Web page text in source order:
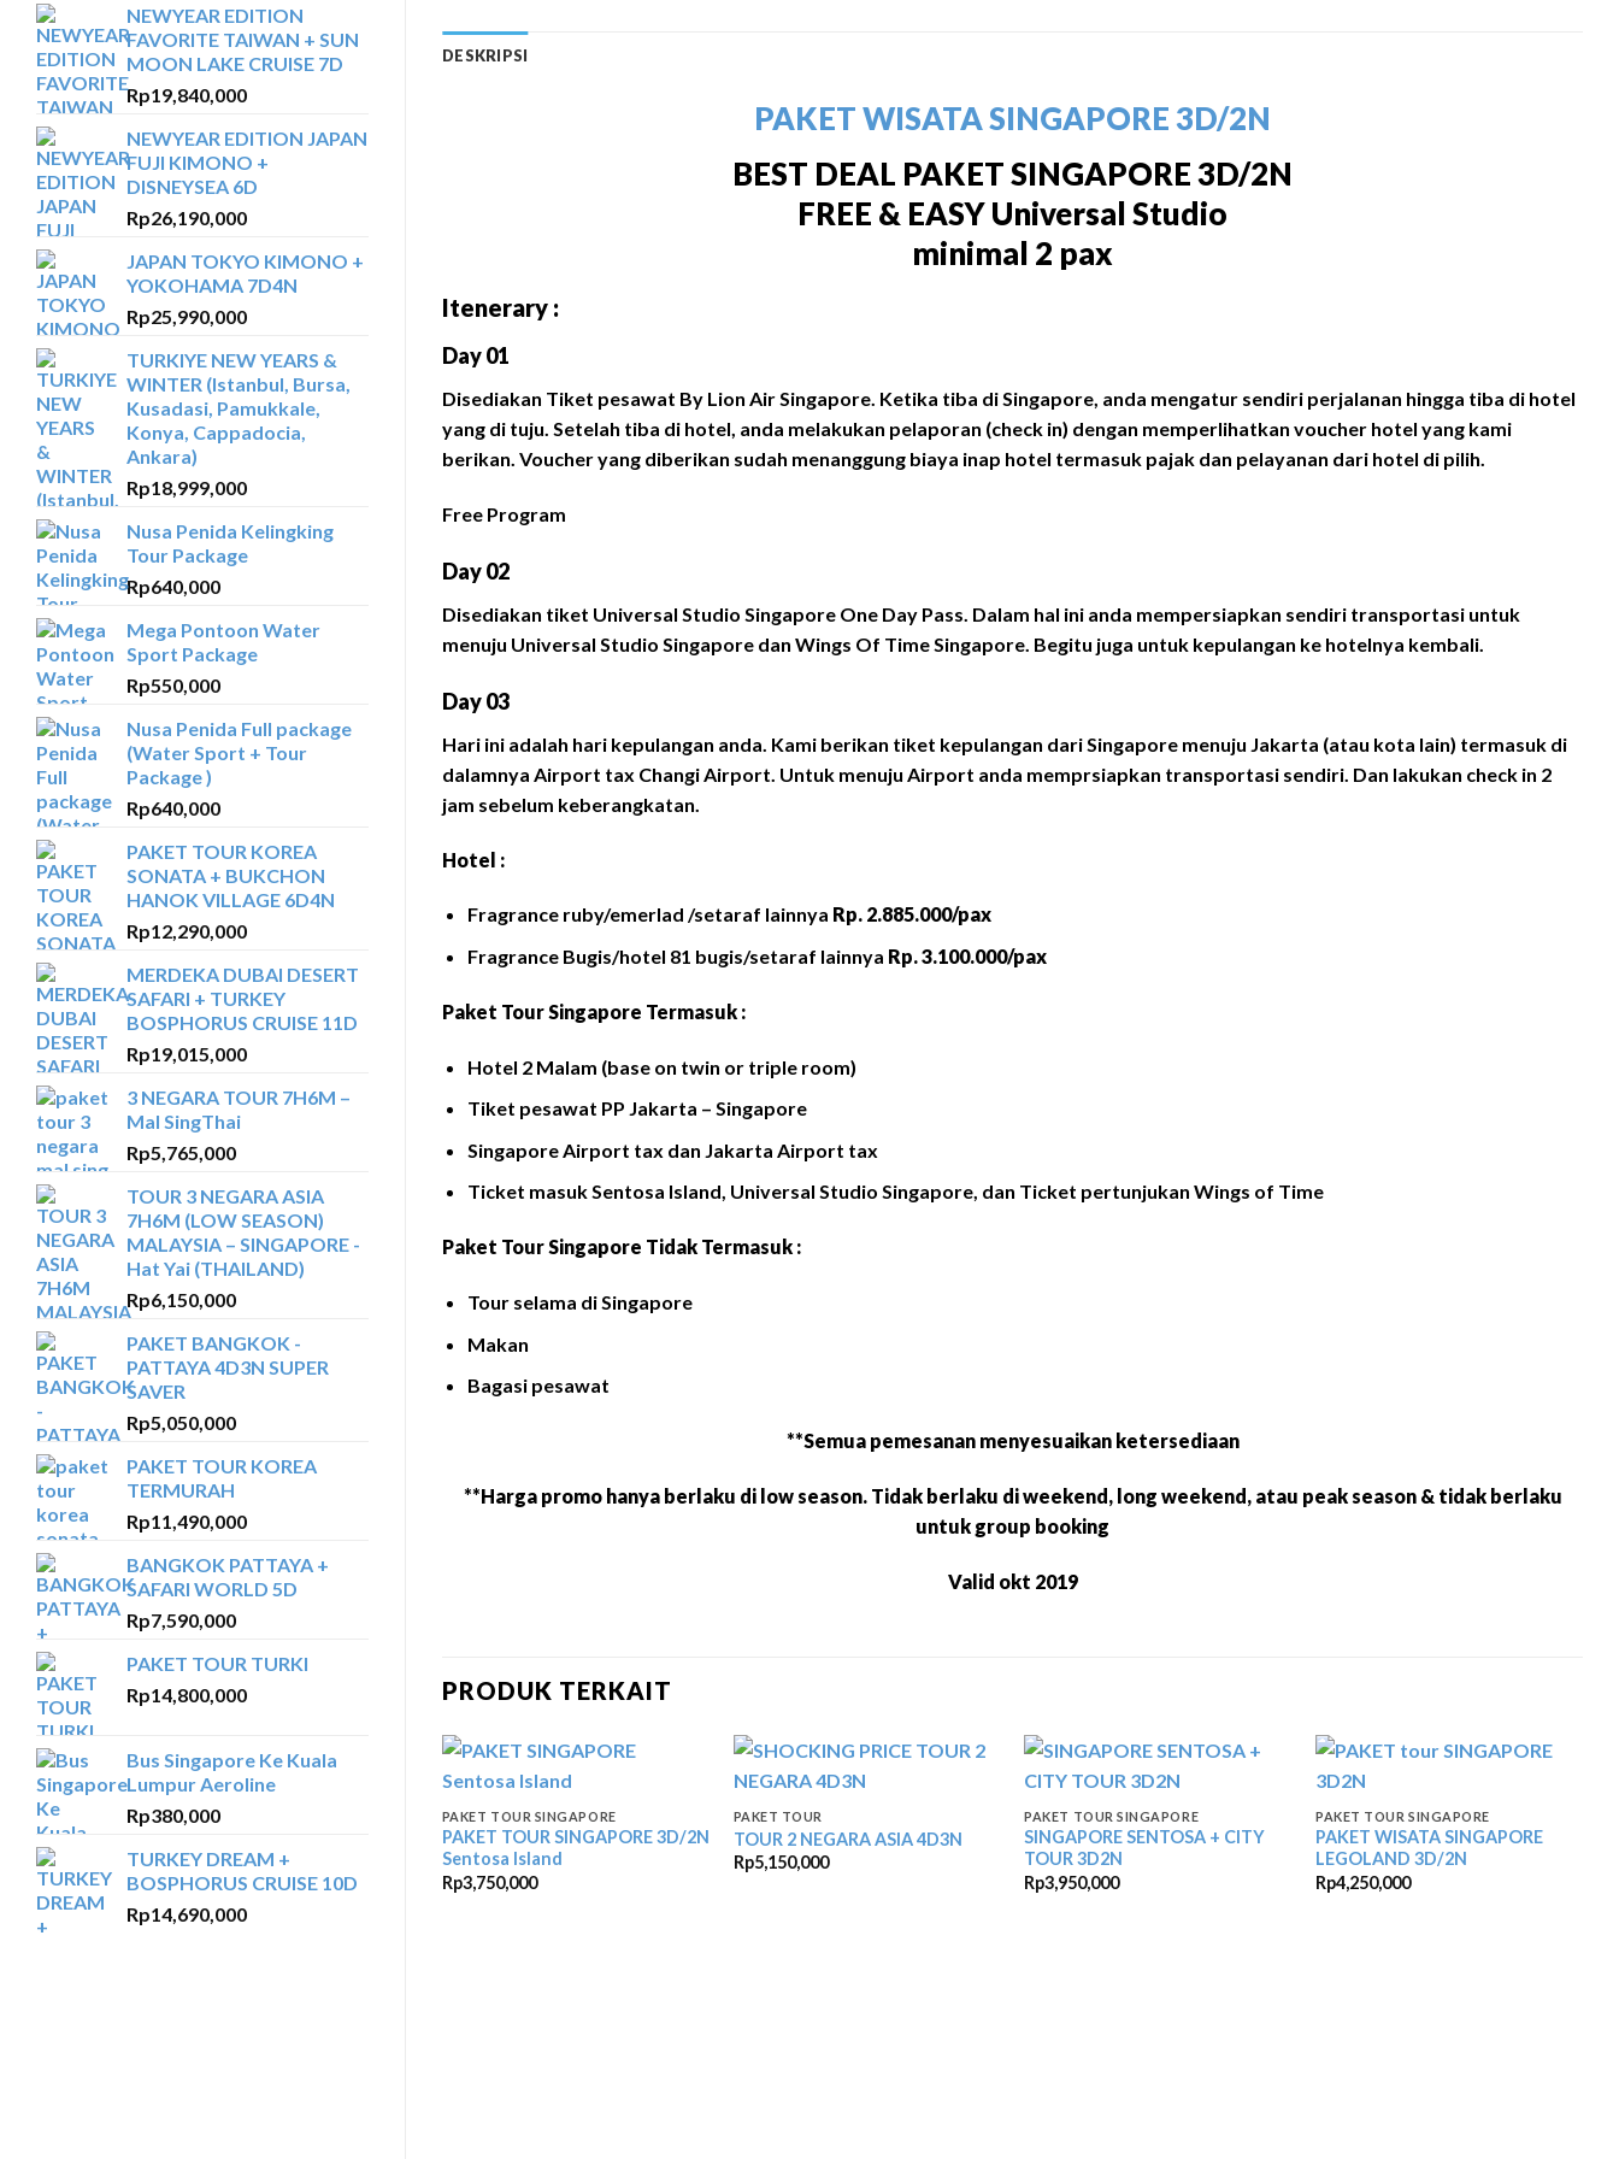
NEWYEAR EDITION
FAVORITE TAIWAN + SUN
MOON LAKE CRUISE 7D
Rp19,840,000
NEWYEAR EDITION JAPAN
FUJI KIMONO +
DISNEYSEA 6D
Rp26,190,000
JAPAN TOKYO KIMONO +
YOKOHAMA 7D4N
Rp25,990,000
TURKIYE NEW YEARS &
WINTER (Istanbul, Bursa,
Kusadasi, Pamukkale,
Konya, Cappadocia,
Ankara)
Rp18,999,000
Nusa Penida Kelingking
Tour Package
Rp640,000
Mega Pontoon Water
Sport Package
Rp550,000
Nusa Penida Full package
(Water Sport + Tour
Package )
Rp640,000
PAKET TOUR KOREA
SONATA + BUKCHON
HANOK VILLAGE 6D4N
Rp12,290,000
MERDEKA DUBAI DESERT
SAFARI + TURKEY
BOSPHORUS CRUISE 11D
Rp19,015,000
3 NEGARA TOUR 7H6M –
Mal SingThai
Rp5,765,000
TOUR 3 NEGARA ASIA
7H6M (LOW SEASON)
MALAYSIA – SINGAPORE -
Hat Yai (THAILAND)
Rp6,150,000
PAKET BANGKOK -
PATTAYA 4D3N SUPER
SAVER
Rp5,050,000
PAKET TOUR KOREA
TERMURAH
Rp11,490,000
BANGKOK PATTAYA +
SAFARI WORLD 5D
Rp7,590,000
PAKET TOUR TURKI
Rp14,800,000
Bus Singapore Ke Kuala
Lumpur Aeroline
Rp380,000
TURKEY DREAM +
BOSPHORUS CRUISE 10D
Rp14,690,000
DESKRIPSI
PAKET WISATA SINGAPORE 3D/2N
BEST DEAL PAKET SINGAPORE 3D/2N
FREE & EASY Universal Studio
minimal 2 pax
Itenerary :
Day 01
Disediakan Tiket pesawat By Lion Air Singapore. Ketika tiba di Singapore, anda mengatur sendiri perjalanan hingga tiba di hotel
yang di tuju. Setelah tiba di hotel, anda melakukan pelaporan (check in) dengan memperlihatkan voucher hotel yang kami
berikan. Voucher yang diberikan sudah menanggung biaya inap hotel termasuk pajak dan pelayanan dari hotel di pilih.
Free Program
Day 02
Disediakan tiket Universal Studio Singapore One Day Pass. Dalam hal ini anda mempersiapkan sendiri transportasi untuk
menuju Universal Studio Singapore dan Wings Of Time Singapore. Begitu juga untuk kepulangan ke hotelnya kembali.
Day 03
Hari ini adalah hari kepulangan anda. Kami berikan tiket kepulangan dari Singapore menuju Jakarta (atau kota lain) termasuk di
dalamnya Airport tax Changi Airport. Untuk menuju Airport anda memprsiapkan transportasi sendiri. Dan lakukan check in 2
jam sebelum keberangkatan.
Hotel :
Fragrance ruby/emerlad /setaraf lainnya Rp. 2.885.000/pax
Fragrance Bugis/hotel 81 bugis/setaraf lainnya Rp. 3.100.000/pax
Paket Tour Singapore Termasuk :
Hotel 2 Malam (base on twin or triple room)
Tiket pesawat PP Jakarta – Singapore
Singapore Airport tax dan Jakarta Airport tax
Ticket masuk Sentosa Island, Universal Studio Singapore, dan Ticket pertunjukan Wings of Time
Paket Tour Singapore Tidak Termasuk :
Tour selama di Singapore
Makan
Bagasi pesawat
**Semua pemesanan menyesuaikan ketersediaan
**Harga promo hanya berlaku di low season. Tidak berlaku di weekend, long weekend, atau peak season & tidak berlaku
untuk group booking
Valid okt 2019
PRODUK TERKAIT
PAKET TOUR SINGAPORE
PAKET TOUR SINGAPORE 3D/2N
Sentosa Island
Rp3,750,000
PAKET TOUR
TOUR 2 NEGARA ASIA 4D3N
Rp5,150,000
PAKET TOUR SINGAPORE
SINGAPORE SENTOSA + CITY
TOUR 3D2N
Rp3,950,000
PAKET TOUR SINGAPORE
PAKET WISATA SINGAPORE
LEGOLAND 3D/2N
Rp4,250,000